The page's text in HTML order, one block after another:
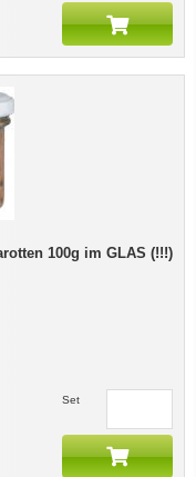
100g im GLAS (!!!)
Set